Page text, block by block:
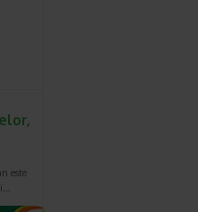
casei
si
anti-
pe
ochii si
este